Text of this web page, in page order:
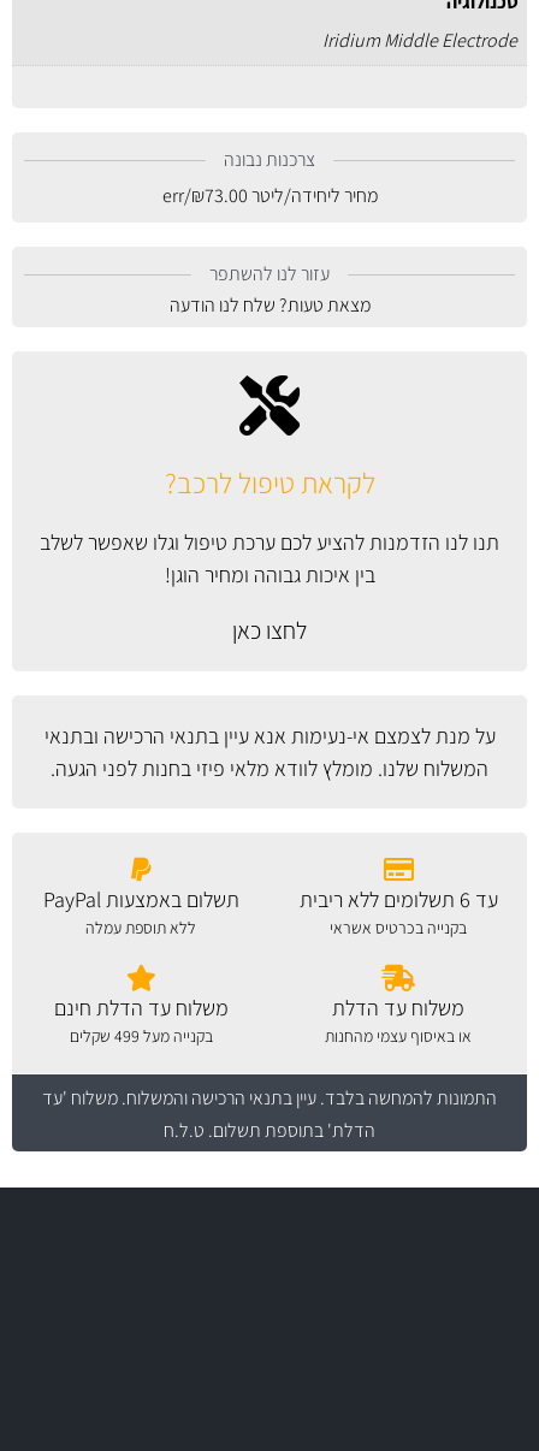
לקראת טיפול לרכב?
תנו לנו הזדמנות להציע לכם ערכת טיפול וגלו שאפשר לשלב
בין איכות גבוהה ומחיר הוגן!
לחצו כאן
על מנת לצמצם אי-נעימות אנא עייןבתנאי הרכישה ובתנאי
המשלוח שלנו. מומלץ לוודא מלאי פיזי בחנות לפני הגעה.
Iridium Middle Electrode
צרכנות נבונה
מחיר ליחידה/ליטר
₪73.00
/err
עזור לנו להשתפר
מצאת טעות? שלח לנו הודעה
עד 6 תשלומים ללא ריבית
בקנייה בכרטיס אשראי
תשלום באמצעות PayPal
ללא תוספת עמלה
משלוח עד הדלת
או באיסוף עצמי מהחנות
משלוח עד הדלת חינם
בקנייה מעל 499 שקלים
התמונות להמחשה בלבד.עיין בתנאי הרכישה והמשלוח. משלוח 'עד
הדלת' בתוספת תשלום. ט.ל.ח